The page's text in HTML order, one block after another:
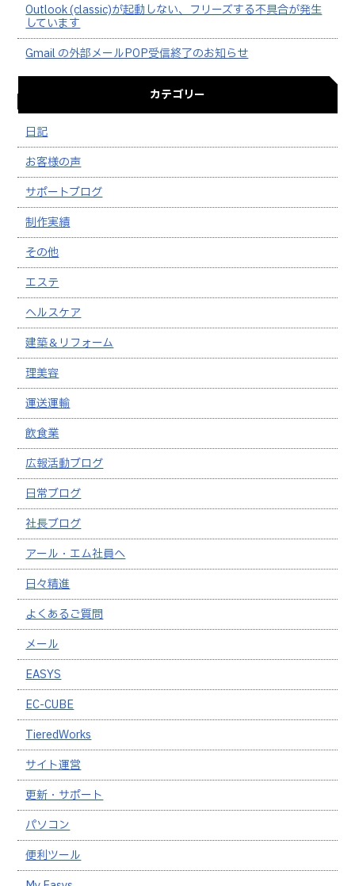
Outlook (classic)が起動しない、フリーズする不具合が発生
しています
Gmail の外部メールPOP受信終了のお知らせ
カテゴリー
日記
お客様の声
サポートブログ
制作実績
その他
エステ
ヘルスケア
建築＆リフォーム
理美容
運送運輸
飲食業
広報活動ブログ
日常ブログ
社長ブログ
アール・エム社員へ
日々精進
よくあるご質問
メール
EASYS
EC-CUBE
TieredWorks
サイト運営
更新・サポート
パソコン
便利ツール